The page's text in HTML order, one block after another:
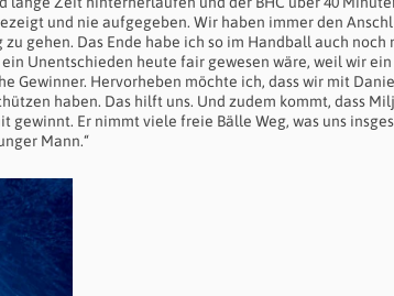
und nie aufgegeben. Wir haben immer den
gehen. Das Ende habe ich so im Handball auch noch
Unentschieden heute fair gewesen wäre, weil wir
Gewinner. Hervorheben möchte ich, dass wir mit
haben. Das hilft uns. Und zudem kommt, dass
gewinnt. Er nimmt viele freie Bälle Weg, was uns
Mann.“